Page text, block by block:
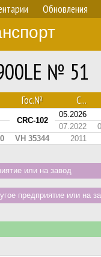
Обновления
№ 51
Гос.№ С...
CRC-102
05.2026
07.2022
VH 35344 2011
или на завод
предприятие или на